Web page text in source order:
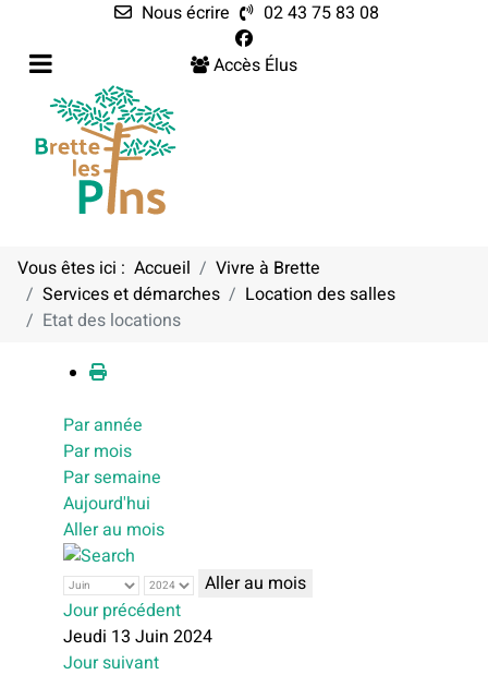
Nous écrire
02 43 75 83 08
Accès Élus
Vous êtes ici : Accueil
Vivre à Brette
Services et démarches
Location des salles
Etat des locations
Calendrier
Par année
Par mois
Par semaine
Aujourd'hui
Aller au mois
Aller au mois
Jour précédent
Jeudi 13 Juin 2024
Jour suivant